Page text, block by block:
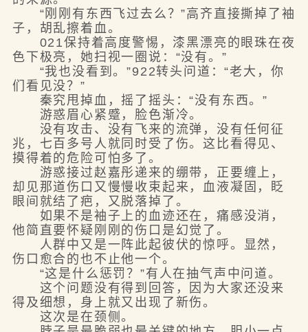
“刚刚有东西飞过去么？”高齐直接撕掉了袖
子，胡乱擦着血。
021保持着高度警惕，漆黑漂亮的眼珠在夜
色下极亮，她扫视一圈说：“没有。”
“我也没看到。”922转头问道：“老大，你
们看见没？”
秦究甩掉血，摇了摇头：“没有东西。”
游惑眉心紧蹙，脸色渐冷。
没有攻击、没有飞来的流弹，没有任何征
兆，七百多号人就同时受了伤。这比看得见、
摸得着的危险可怕多了。
游惑接过赵嘉彤递来的绷带，正要缠上，
却见那道伤口又慢慢收束起来，血液凝固，眨
眼间就结了疤，又脱落掉了。
如果不是袖子上的血迹还在，痛感没消，
他简直要怀疑刚刚的伤口是幻觉了。
人群中又是一阵此起彼伏的惊呼。显然，
伤口愈合的也不止他一个。
“这是什么惩罚？”有人在抽气声中问道。
这个问题没有得到回答，因为大家还没来
得及细想，身上就又出现了新伤。
这次是在颈侧。